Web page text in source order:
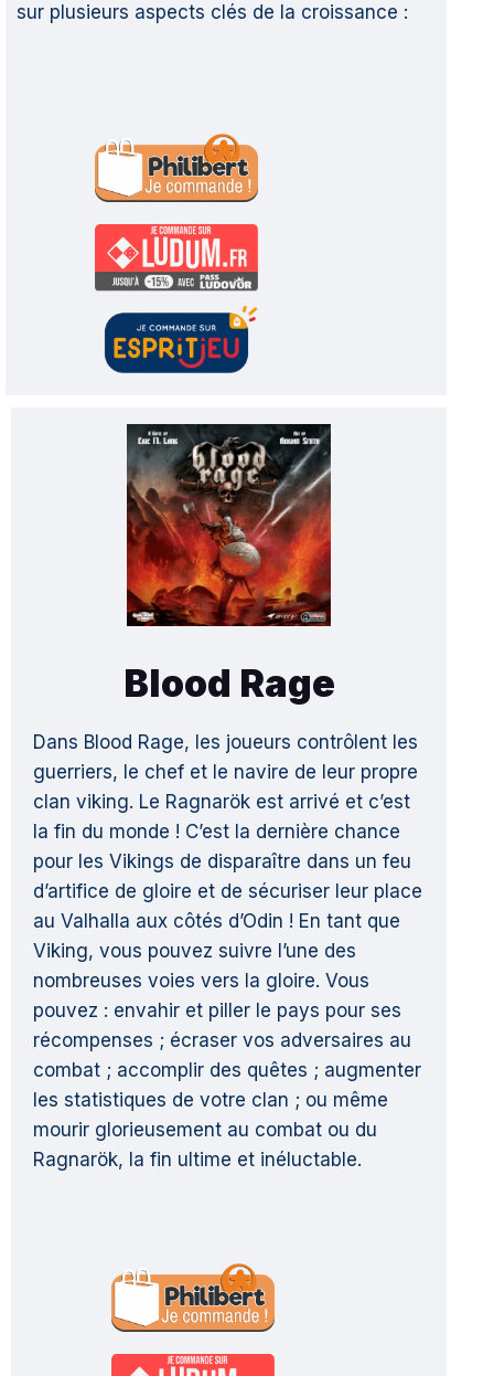
sur plusieurs aspects clés de la croissance :
Blood Rage
Dans Blood Rage, les joueurs contrôlent les
guerriers, le chef et le navire de leur propre
clan viking. Le Ragnarök est arrivé et c’est
la fin du monde ! C’est la dernière chance
pour les Vikings de disparaître dans un feu
d’artifice de gloire et de sécuriser leur place
au Valhalla aux côtés d’Odin ! En tant que
Viking, vous pouvez suivre l’une des
nombreuses voies vers la gloire. Vous
pouvez : envahir et piller le pays pour ses
récompenses ; écraser vos adversaires au
combat ; accomplir des quêtes ; augmenter
les statistiques de votre clan ; ou même
mourir glorieusement au combat ou du
Ragnarök, la fin ultime et inéluctable.